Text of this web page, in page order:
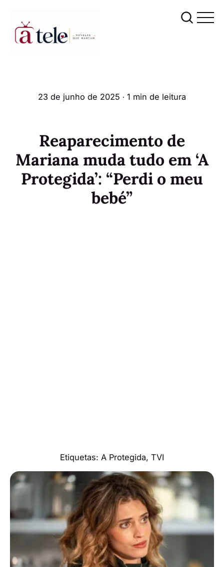
23 de junho de 2025 ∙ 1 min de leitura
Reaparecimento de
Mariana muda tudo em ‘A
Protegida’: “Perdi o meu
bebé”
Etiquetas: A Protegida, TVI